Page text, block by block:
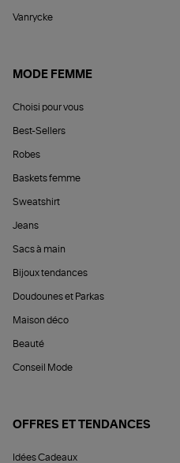
Vanrycke
MODE FEMME
Choisi pour vous
Best-Sellers
Robes
Baskets femme
Sweatshirt
Jeans
Sacs à main
Bijoux tendances
Doudounes et Parkas
Maison déco
Beauté
Conseil Mode
OFFRES ET TENDANCES
Idées Cadeaux